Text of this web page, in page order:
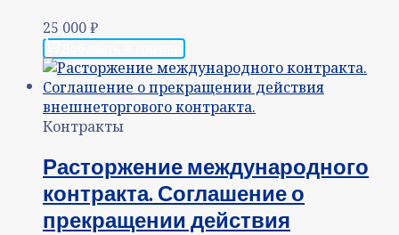
25 000₽
Контракты
Расторжение международного
контракта. Соглашение о
прекращении действия